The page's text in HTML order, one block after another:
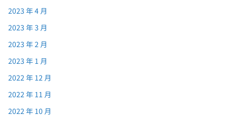
2023 年 4 月
2023 年 3 月
2023 年 2 月
2023 年 1 月
2022 年 12 月
2022 年 11 月
2022 年 10 月